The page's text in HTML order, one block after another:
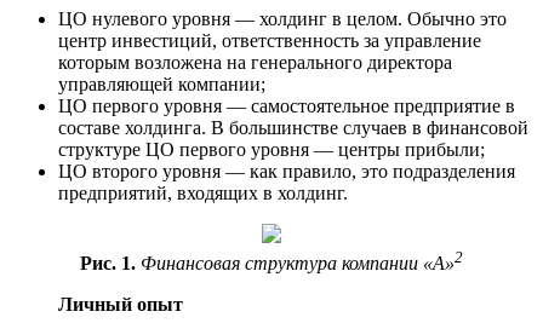
ЦО нулевого уровня — холдинг в целом. Обычно это
центр инвестиций, ответственность за управление
которым возложена на генерального директора
управляющей компании;
ЦО первого уровня — самостоятельное предприятие в
составе холдинга. В большинстве случаев в финансовой
структуре ЦО первого уровня — центры прибыли;
ЦО второго уровня — как правило, это подразделения
предприятий, входящих в холдинг.
Рис. 1. Финансовая структура компании «А»2
Личный опыт